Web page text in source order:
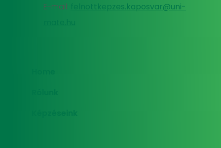
E-mail:
felnottkepzes.kaposvar@uni-